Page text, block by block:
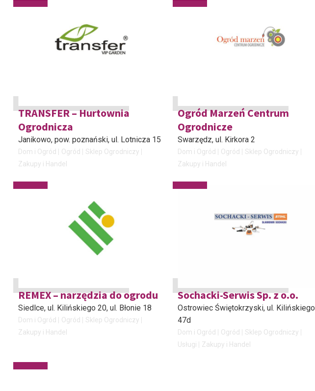
TRANSFER – Hurtownia
Ogrodnicza
Janikowo, pow. poznański, ul. Lotnicza 15
Dom i Ogród Ogród
Sklep Ogrodniczy
Zakupy i Handel
Ogród Marzeń Centrum
Ogrodnicze
Swarzędz, ul. Kirkora 2
Dom i Ogród Ogród
Sklep Ogrodniczy
Zakupy i Handel
REMEX – narzędzia do ogrodu
Siedlce, ul. Kilińskiego 20, ul. Błonie 18
Dom i Ogród Ogród
Sklep Ogrodniczy
Zakupy i Handel
Sochacki-Serwis Sp. z o.o.
Ostrowiec Świętokrzyski, ul. Kilińskiego
47d
Dom i Ogród Ogród
Sklep Ogrodniczy
Usługi
Zakupy i Handel